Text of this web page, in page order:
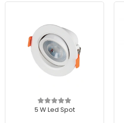
5 W Led Spot